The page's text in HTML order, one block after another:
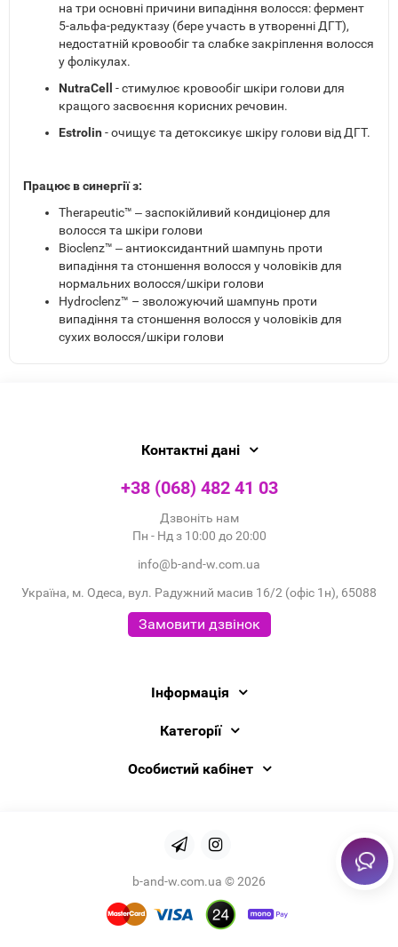
на три основні причини випадіння волосся: фермент
5-альфа-редуктазу (бере участь в утворенні ДГТ),
недостатній кровообіг та слабке закріплення волосся
у фолікулах.
NutraCell
- стимулює кровообіг шкіри голови для
кращого засвоєння корисних речовин.
Estrolin - очищує та детоксикує шкіру голови від ДГТ.
Працює в синергії з:
Therapeutic™ ‒ заспокійливий кондиціонер для
волосся та шкіри голови
Bioclenz™ ‒ антиоксидантний шампунь проти
випадіння та стоншення волосся у чоловіків для
нормальних волосся/шкіри голови
Hydroclenz™ – зволожуючий шампунь проти
випадіння та стоншення волосся у чоловіків для
сухих волосся/шкіри голови
Контактні дані
+38 (068) 482 41 03
Дзвоніть нам
Пн - Нд з 10:00 до 20:00
info@b-and-w.com.ua
Україна, м. Одеса, вул. Радужний масив 16/2 (офіс 1н), 65088
Замовити дзвінок
Інформація
Категорії
Особистий кабінет
b-and-w.com.ua © 2026